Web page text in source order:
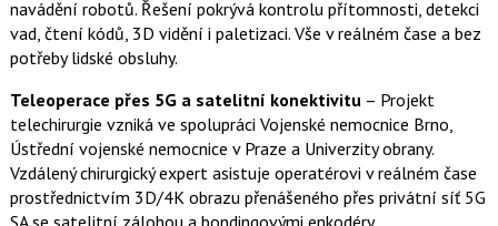
navádění robotů. Řešení pokrývá kontrolu přítomnosti, detekci
vad, čtení kódů, 3D vidění i paletizaci. Vše v reálném čase a bez
potřeby lidské obsluhy.
Teleoperace přes 5G a satelitní konektivitu– Projekt
telechirurgie vzniká ve spolupráci Vojenské nemocnice Brno,
Ústřední vojenské nemocnice v Praze a Univerzity obrany.
Vzdálený chirurgický expert asistuje operatérovi v reálném čase
prostřednictvím 3D/4K obrazu přenášeného přes privátní síť 5G